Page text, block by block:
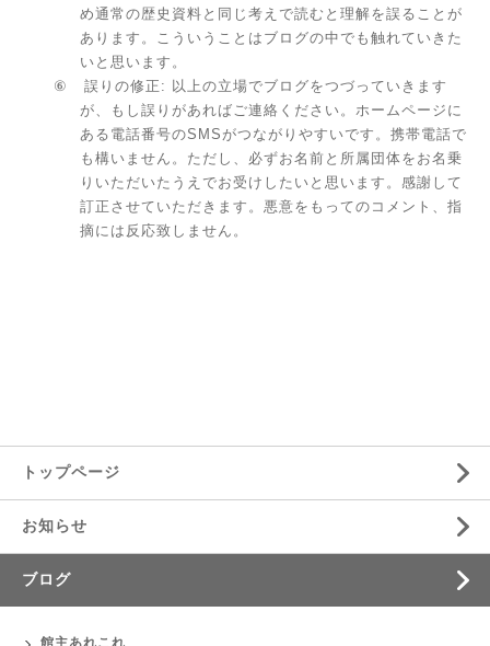
め通常の歴史資料と同じ考えで読むと理解を誤ることが
あります。こういうことはブログの中でも触れていきた
いと思います。
⑥
誤りの修正 : 以上の立場でブログをつづっていきます
が、もし誤りがあればご連絡ください。ホームページに
ある電話番号のSMS がつながりやすいです。携帯電話で
も構いません。ただし、必ずお名前と所属団体をお名乗
りいただいたうえでお受けしたいと思います。感謝して
訂正させていただきます。悪意をもってのコメント、指
摘には反応致しません。
トップページ
お知らせ
ブログ
館主あれこれ